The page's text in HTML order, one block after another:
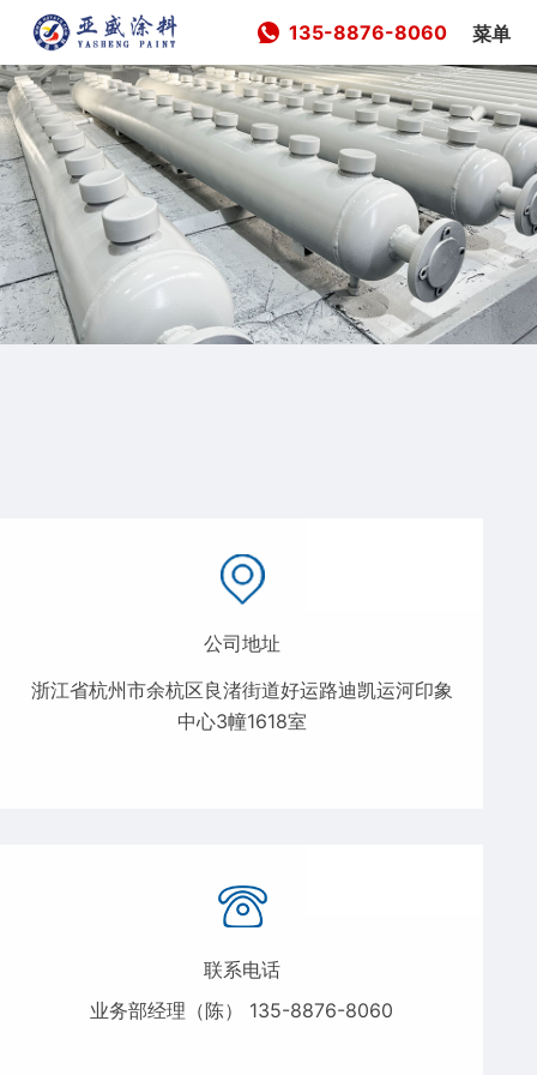
135-8876-8060 菜单
公司地址
浙江省杭州市余杭区良渚街道好运路迪凯运河印象
中心3幢1618室
联系电话
业务部经理（陈） 135-8876-8060